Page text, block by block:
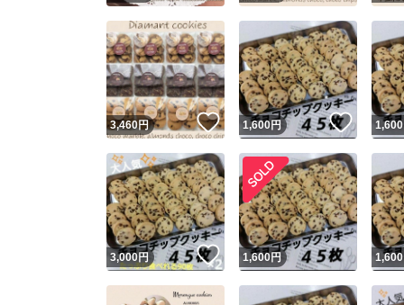
3,460円 いいね！
1,600円 いいね
1,600
3,000円 いいね！
1,600円 1,600